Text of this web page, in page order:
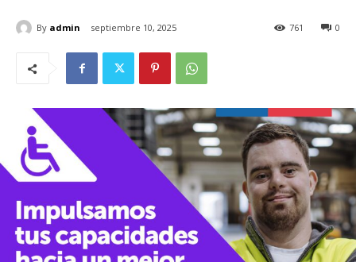
By admin septiembre 10, 2025 0
761